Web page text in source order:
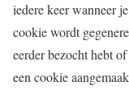
iedere keer wanneer
cookie wordt
eerder bezocht hebt
een cookie